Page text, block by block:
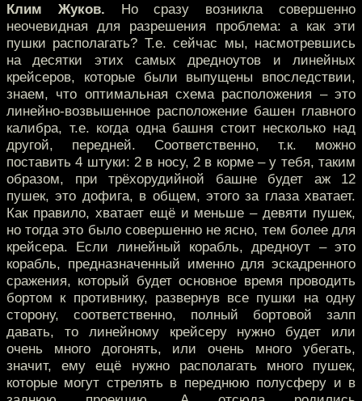
Клим Жуков. Но сразу возникла совершенно
неочевидная для разрешения проблема: а как эти
пушки располагать? Т.е. сейчас мы, насмотревшись
на десятки этих самых дредноутов и линейных
крейсеров, которые были выпущены впоследствии,
знаем, что оптимальная схема расположения – это
линейно-возвышенное расположение башен главного
калибра, т.е. когда одна башня стоит несколько над
другой, передней. Соответственно, т.к. можно
поставить 4 штуки: 2 в носу, 2 в корме – у тебя, таким
образом, при трёхорудийной башне будет аж 12
пушек, это дофига, в общем, этого за глаза хватает.
Как правило, хватает ещё и меньше – девяти пушек,
но тогда это было совершенно не ясно, тем более для
крейсера. Если линейный корабль, дредноут – это
корабль, предназначенный именно для эскадренного
сражения, который будет основное время проводить
бортом к противнику, развернув все пушки на одну
сторону, соответственно, полный бортовой залп
давать, то линейному крейсеру нужно будет или
очень много догонять, или очень много убегать,
значит, ему ещё нужно располагать много пушек,
которые могут стрелять в переднюю полусферу и в